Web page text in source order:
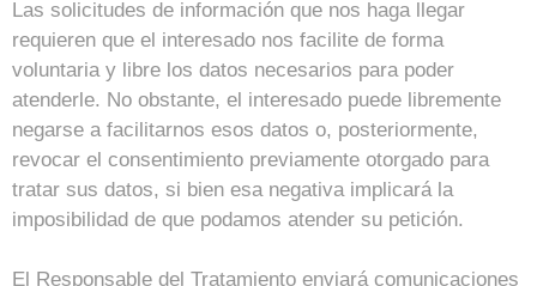
Las solicitudes de información que nos haga llegar
requieren que el interesado nos facilite de forma
voluntaria y libre los datos necesarios para poder
atenderle. No obstante, el interesado puede libremente
negarse a facilitarnos esos datos o, posteriormente,
revocar el consentimiento previamente otorgado para
tratar sus datos, si bien esa negativa implicará la
imposibilidad de que podamos atender su petición.
El Responsable del Tratamiento enviará comunicaciones